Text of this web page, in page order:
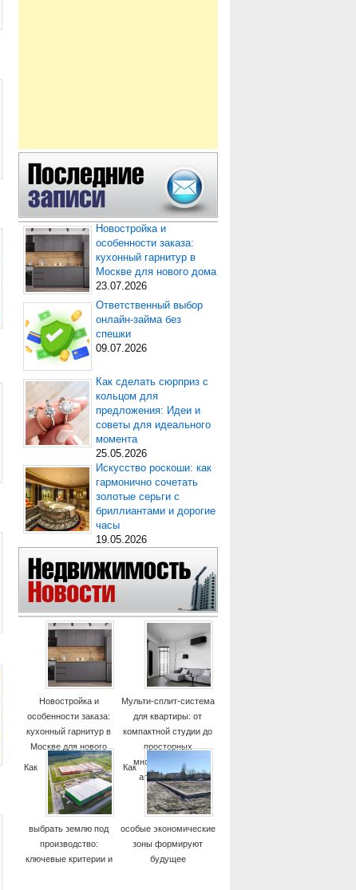
Новостройка и
особенности заказа:
кухонный гарнитур в
Москве для нового дома
23.07.2026
Ответственный выбор
онлайн-займа без
спешки
09.07.2026
Как сделать сюрприз с
кольцом для
предложения: Идеи и
советы для идеального
момента
25.05.2026
Искусство роскоши: как
гармонично сочетать
золотые серьги с
бриллиантами и дорогие
часы
19.05.2026
Новостройка и
особенности заказа:
кухонный гарнитур в
Москве для нового
дома
Мульти-сплит-система
для квартиры: от
компактной студии до
просторных
многокомнатных
апартаментов
Как
выбрать землю под
производство:
ключевые критерии и
Как
особые экономические
зоны формируют
будущее